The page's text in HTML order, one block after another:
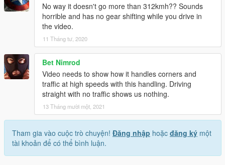
No way it doesn't go more than 312kmh?? Sounds
horrible and has no gear shifting while you drive in
the video.
11 Tháng tư, 2020
Bet Nimrod
Video needs to show how it handles corners and
traffic at high speeds with this handling. Driving
straight with no traffic shows us nothing.
13 Tháng mười một, 2021
Tham gia vào cuộc trò chuyện! Đăng nhập hoặc đăng ký một
tài khoản để có thể bình luận.